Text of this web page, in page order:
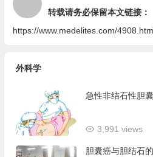
转载请务必保留本文链接：
https://www.medelites.com/
外科学
急性非结石性胆
3,991 views
胆囊癌与胆结石